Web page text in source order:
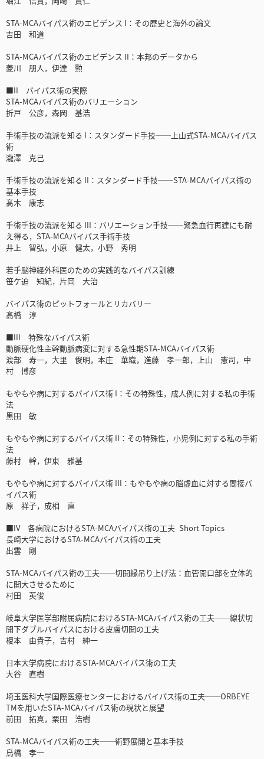
STA-MCAバイパス術のエビデンス I：その歴史と海外の論文
吉田 和道
STA-MCAバイパス術のエビデンス II：本邦のデータから
菱川 朋人，伊達 勲
■II バイパス術の実際
STA-MCAバイパス術のバリエーション
折戸 公彦，森岡 基浩
手術手技の流派を知る I：スタンダード手技──上山式STA-MCAバイパス
術
瀧澤 克己
手術手技の流派を知る II：スタンダード手技──STA-MCAバイパス術の
基本手技
髙木 康志
手術手技の流派を知る III：バリエーション手技──緊急血行再建にも耐
え得る，STA-MCAバイパス手術手技
井上 智弘，小原 健太，小野 秀明
若手脳神経外科医のための実践的なバイパス訓練
笹ケ迫 知紀，片岡 大治
バイパス術のピットフォールとリカバリー
髙橋 淳
■III 特殊なバイパス術
動脈硬化性主幹動脈病変に対する急性期STA-MCAバイパス術
渡部 寿一，大里 俊明，本庄 華織，進藤 孝一郎，上山 憲司，中
村 博彦
もやもや病に対するバイパス術 I：その特殊性，成人例に対する私の手術
法
黒田 敏
もやもや病に対するバイパス術 II：その特殊性，小児例に対する私の手術
法
藤村 幹，伊東 雅基
もやもや病に対するバイパス術 III：もやもや病の脳虚血に対する間接バ
イパス術
原 祥子，成相 直
■IV 各病院におけるSTA-MCAバイパス術の工夫 Short Topics
長崎大学におけるSTA-MCAバイパス術の工夫
出雲 剛
STA-MCAバイパス術の工夫──切開縁吊り上げ法：血管開口部を立体的
に開大させるために
村田 英俊
岐阜大学医学部附属病院におけるSTA-MCAバイパス術の工夫──線状切
開下ダブルバイパスにおける皮膚切開の工夫
榎本 由貴子，吉村 紳一
日本大学病院におけるSTA-MCAバイパス術の工夫
大谷 直樹
埼玉医科大学国際医療センターにおけるバイパス術の工夫──ORBEYE
TMを用いたSTA-MCAバイパス術の現状と展望
前田 拓真，栗田 浩樹
STA-MCAバイパス術の工夫──術野展開と基本手技
鳥橋 孝一